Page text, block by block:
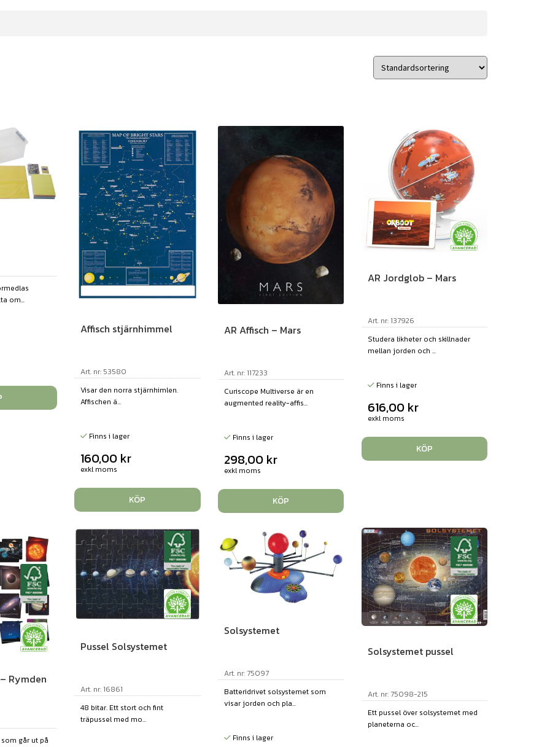
om...
Affisch stjärnhimmel
Art. nr: 53580
Visar den norra stjärnhimlen.
Affischen ä...
Finns i lager
160,00 kr
exkl moms
KÖP
AR Affisch – Mars
Art. nr: 117233
Curiscope Multiverse är en
augmented reality-affis...
Finns i lager
298,00 kr
exkl moms
KÖP
AR Jordglob – Mars
Art. nr: 137926
Studera likheter och skillnader
mellan jorden och ...
Finns i lager
616,00 kr
exkl moms
KÖP
Rymden
går ut på
Pussel Solsystemet
Art. nr: 16861
48 bitar. Ett stort och fint
träpussel med mo...
Solsystemet
Art. nr: 75097
Batteridrivet solsystemet som
visar jorden och pla...
Finns i lager
Solsystemet pussel
Art. nr: 75098-215
Ett pussel över solsystemet med
planeterna oc...